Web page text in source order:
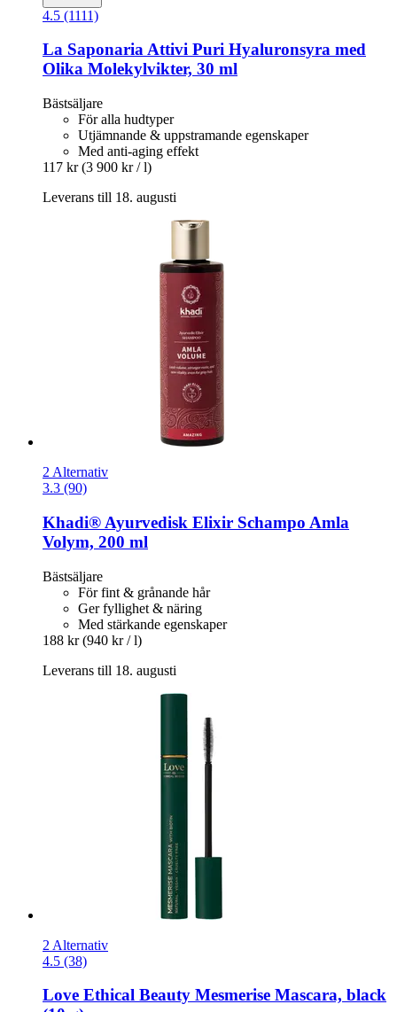
4.5 (1111)
La SaponariaAttivi Puri Hyaluronsyra med
Olika Molekylvikter, 30 ml
Bästsäljare
För alla hudtyper
Utjämnande & uppstramande egenskaper
Med anti-aging effekt
117 kr (3 900 kr / l)
Leverans till 18. augusti
2 Alternativ
3.3 (90)
Khadi® Ayurvedisk Elixir Schampo Amla
Volym, 200 ml
Bästsäljare
För fint & grånande hår
Ger fyllighet & näring
Med stärkande egenskaper
188 kr (940 kr / l)
Leverans till 18. augusti
2 Alternativ
4.5 (38)
Love Ethical Beauty Mesmerise Mascara, black